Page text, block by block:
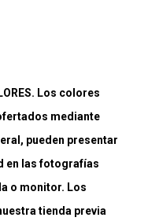
Los colores
mediante
pueden presentar
en las fotografías
o monitor. Los
tienda previa